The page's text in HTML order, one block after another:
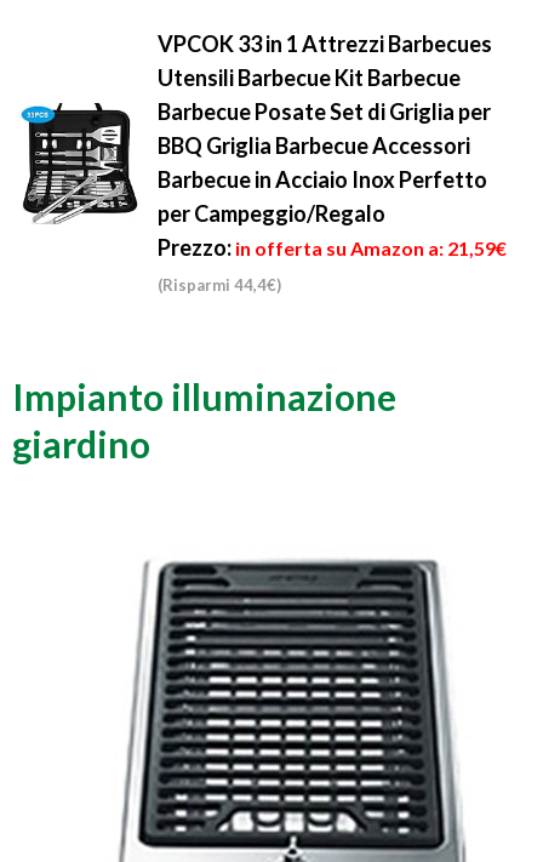
VPCOK 33 in 1 Attrezzi Barbecues
Utensili Barbecue Kit Barbecue
Barbecue Posate Set di Griglia per
BBQ Griglia Barbecue Accessori
Barbecue in Acciaio Inox Perfetto
per Campeggio/Regalo
Prezzo: in offerta su Amazon a: 21,59€
(Risparmi 44,4€)
Impianto illuminazione
giardino